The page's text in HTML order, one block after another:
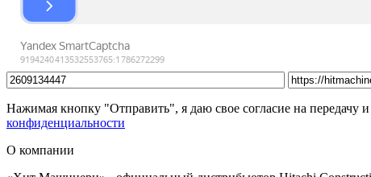
Нажимая кнопку "Отправить", я даю свое согласие на передачу
конфиденциальности
О компании